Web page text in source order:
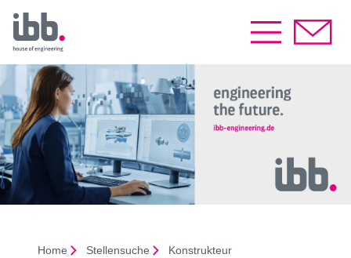
Home Stellensuche
Konstrukteur